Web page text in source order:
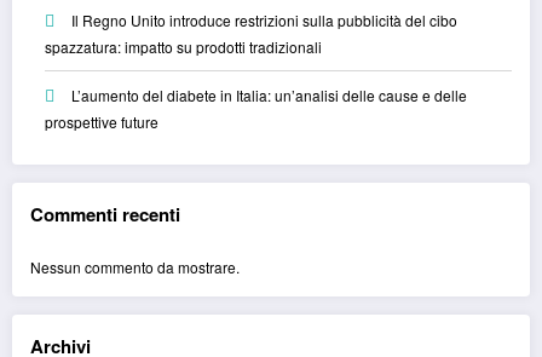
Il Regno Unito introduce restrizioni sulla pubblicità del cibo
spazzatura: impatto su prodotti tradizionali
L’aumento del diabete in Italia: un’analisi delle cause e delle
prospettive future
Commenti recenti
Nessun commento da mostrare.
Archivi